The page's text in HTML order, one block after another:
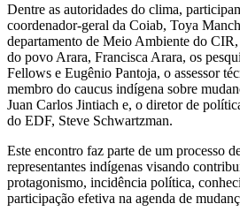
Dentre as autoridades do clima,
coordenador-geral da Coiab, Toya
departamento de Meio Ambiente do
do povo Arara, Francisca Arara, os
Fellows e Eugênio Pantoja, o assessor
membro do caucus indígena sobre
Juan Carlos Jintiach e, o diretor de
do EDF, Steve Schwartzman.
Este encontro faz parte de um processo
representantes indígenas visando
protagonismo, incidência política,
participação efetiva na agenda de